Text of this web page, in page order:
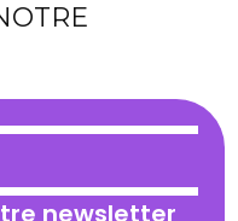
newsletter